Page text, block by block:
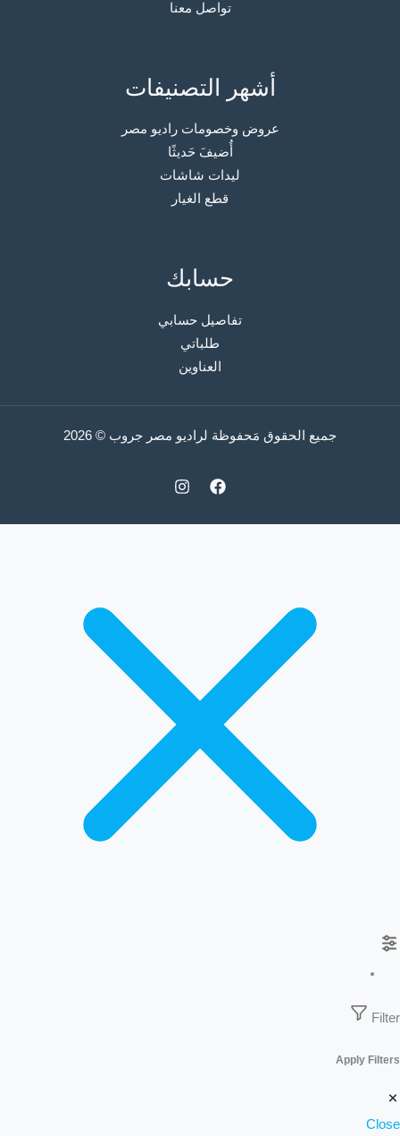
تواصل معنا
أشهر التصنيفات
عروض وخصومات راديو مصر
أُضيفَ حَديثًا
ليدات شاشات
قطع الغيار
حسابك
تفاصيل حسابي
طلباتي
العناوين
جميع الحقوق مَحفوظة لراديو مصر جروب © 2026
Filter
Apply Filters
Close